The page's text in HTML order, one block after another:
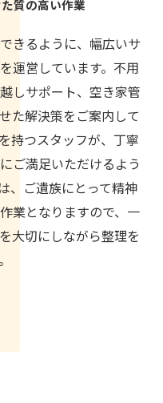
質の高い作業
きるように、幅広いサ
運営しています。不用
しサポート、空き家管
た解決策をご案内して
持つスタッフが、丁寧
ご満足いただけるよう
、ご遺族にとって精神
業となりますので、一
大切にしながら整理を